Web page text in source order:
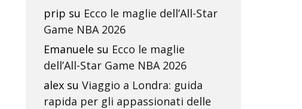
prip su Ecco le maglie dell’All-Star
Game NBA 2026
Emanuele su Ecco le maglie
dell’All-Star Game NBA 2026
alex su Viaggio a Londra: guida
rapida per gli appassionati delle